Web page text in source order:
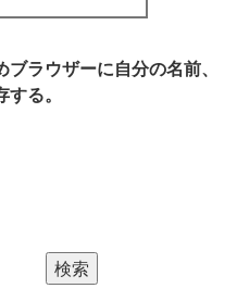
ラウザーに自分の名前、
る。
検索